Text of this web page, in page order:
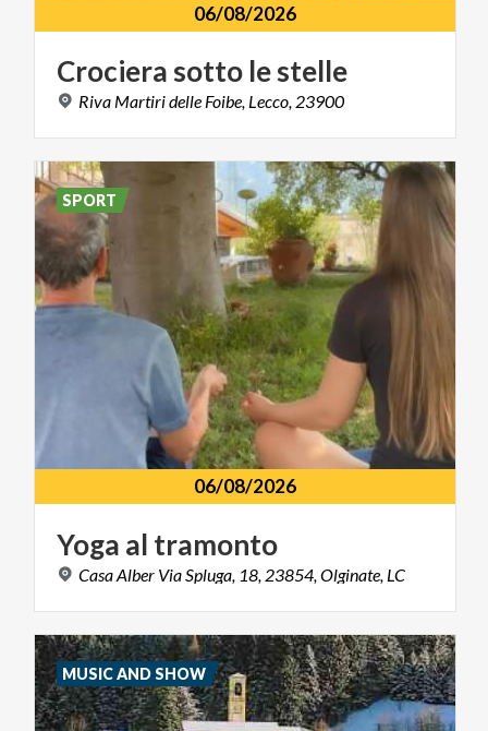
06/08/2026
Crociera sotto lestelle
Riva Martiridelle Foibe, Lecco, 23900
06/08/2026
Yoga al tramonto
CasaAlber Via Spluga, 18, 23854, Olginate, LC
SPORT
MUSIC AND SHOW